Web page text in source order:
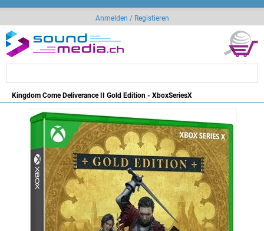
Anmelden / Registieren
Kingdom Come Deliverance II Gold Edition - XboxSeriesX